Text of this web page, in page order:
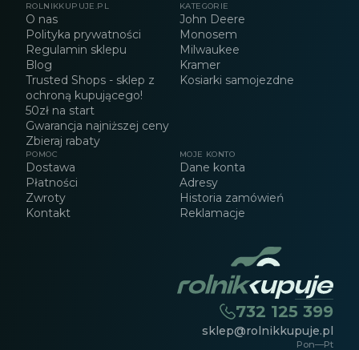
ROLNIKKUPUJE.PL
O nas
Polityka prywatności
Regulamin sklepu
Blog
Trusted Shops - sklep z
ochroną kupującego!
50zł na start
Gwarancja najniższej ceny
Zbieraj rabaty
KATEGORIE
John Deere
Monosem
Milwaukee
Kramer
Kosiarki samojezdne
POMOC
Dostawa
Płatności
Zwroty
Kontakt
MOJE KONTO
Dane konta
Adresy
Historia zamówień
Reklamacje
732 125 399
sklep@rolnikkupuje.pl
Pon—Pt